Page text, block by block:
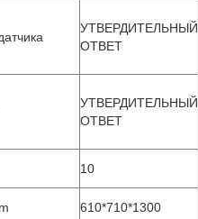
УТВЕРДИТЕЛЬНЫЙ
ОТВЕТ
УТВЕРДИТЕЛЬНЫЙ
ОТВЕТ
10
610*710*1300